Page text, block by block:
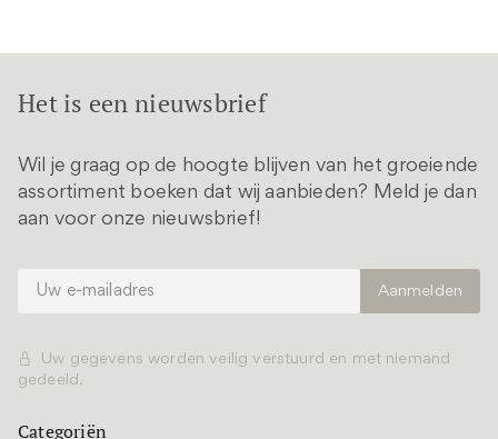
Het is een nieuwsbrief
Wil je graag op de hoogte blijven van het groeiende
assortiment boeken dat wij aanbieden? Meld je dan
aan voor onze nieuwsbrief!
Uw gegevens worden veilig verstuurd en met niemand
gedeeld.
Categoriën